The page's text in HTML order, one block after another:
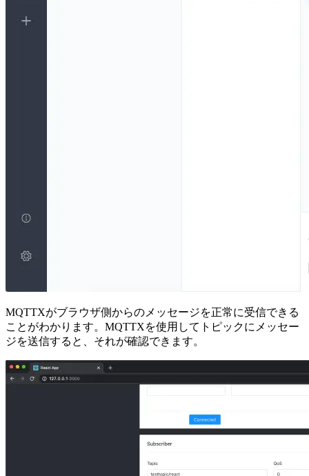
MQTTXがブラウザ側からのメッセージを正常に受信できる
ことがわかります。MQTTXを使用してトピックにメッセー
ジを送信すると、それが確認できます。